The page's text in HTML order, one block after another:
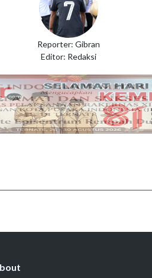
Reporter: Gibran
Editor: Redaksi